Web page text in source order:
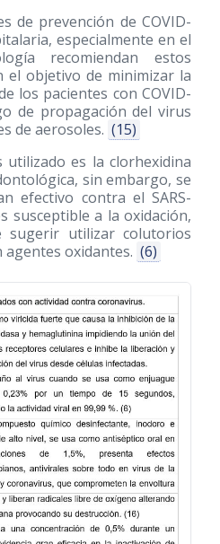
de prevención de COVID-
especialmente en el
recomiendan estos
el objetivo de minimizar la
los pacientes con COVID-
de propagación del virus
de aerosoles. (15)
utilizado es la clorhexidina
sin embargo, se
efectivo contra el SARS-
susceptible a la oxidación,
utilizar colutorios
agentes oxidantes. (6)